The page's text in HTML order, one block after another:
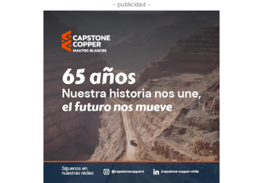
- publicidad -